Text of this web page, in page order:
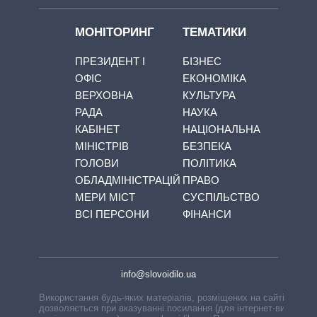
МОНІТОРИНГ
ПРЕЗИДЕНТ І
ОФІС
ВЕРХОВНА
РАДА
КАБІНЕТ
МІНІСТРІВ
ГОЛОВИ
ОБЛАДМІНІСТРАЦІЙ
МЕРИ МІСТ
ВСІ ПЕРСОНИ
ТЕМАТИКИ
БІЗНЕС
ЕКОНОМІКА
КУЛЬТУРА
НАУКА
НАЦІОНАЛЬНА
БЕЗПЕКА
ПОЛІТИКА
ПРАВО
СУСПІЛЬСТВО
ФІНАНСИ
info@slovoidilo.ua
Використання будь-яких матеріалів, розміщених на сайті,
дозволяється при вказуванні посилання (для інтернет-видань